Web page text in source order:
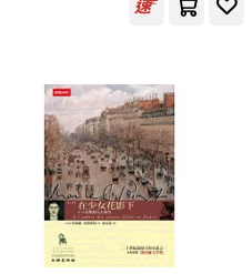
(conductor) / Devreese
Antwerp Philharmonic
Orchestra / Belgian Radio
Symphony Orchestra /
Brussels Philharmonic
Orchestra / Moscow
Symphony Orchestra (2CD))